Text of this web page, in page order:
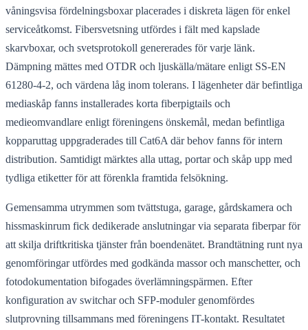
våningsvisa fördelningsboxar placerades i diskreta lägen för enkel
serviceåtkomst. Fibersvetsning utfördes i fält med kapslade
skarvboxar, och svetsprotokoll genererades för varje länk.
Dämpning mättes med OTDR och ljuskälla/mätare enligt SS‑EN
61280‑4‑2, och värdena låg inom tolerans. I lägenheter där befintliga
mediaskåp fanns installerades korta fiberpigtails och
medieomvandlare enligt föreningens önskemål, medan befintliga
kopparuttag uppgraderades till Cat6A där behov fanns för intern
distribution. Samtidigt märktes alla uttag, portar och skåp upp med
tydliga etiketter för att förenkla framtida felsökning.
Gemensamma utrymmen som tvättstuga, garage, gårdskamera och
hissmaskinrum fick dedikerade anslutningar via separata fiberpar för
att skilja driftkritiska tjänster från boendenätet. Brandtätning runt nya
genomföringar utfördes med godkända massor och manschetter, och
fotodokumentation bifogades överlämningspärmen. Efter
konfiguration av switchar och SFP-moduler genomfördes
slutprovning tillsammans med föreningens IT-kontakt. Resultatet